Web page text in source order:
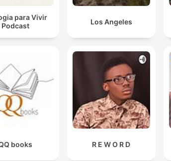
para Vivir
Podcast
Los Angeles
books R E W O R D